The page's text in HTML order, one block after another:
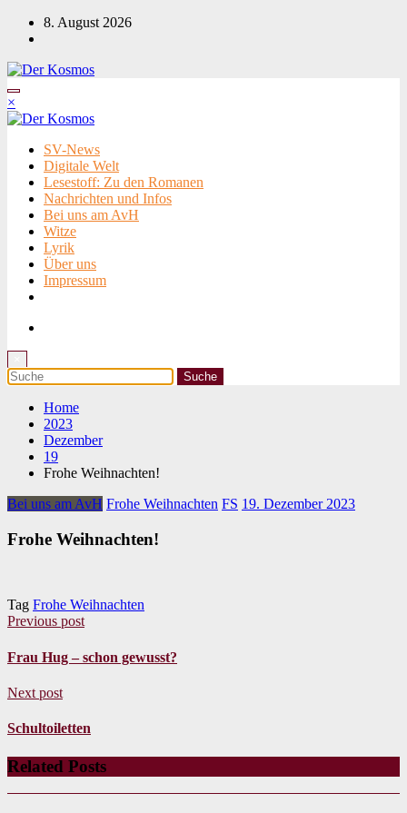
Zum
Inhalt
8. August 2026
×
SV-News
Digitale Welt
Lesestoff: Zu den Romanen
Nachrichten und Infos
Bei uns am AvH
Witze
Lyrik
Über uns
Impressum
Home
2023
Dezember
19
Frohe Weihnachten!
Bei uns am AvH Frohe Weihnachten FS 19. Dezember 2023
Frohe Weihnachten!
Tag Frohe Weihnachten
Previous post
Frau Hug – schon gewusst?
Next post
Schultoiletten
Related Posts